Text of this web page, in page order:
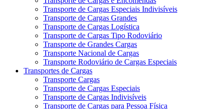
Transporte de Cargas Especiais Indivisíveis
Transporte de Cargas Grandes
Transporte de Cargas Logística
Transporte de Cargas Tipo Rodoviário
Transporte de Grandes Cargas
Transporte Nacional de Cargas
Transporte Rodoviário de Cargas Especiais
Transportes de Cargas
Transporte Cargas
Transporte de Cargas Especiais
Transporte de Cargas Indivisíveis
Transporte de Cargas para Pessoa Física